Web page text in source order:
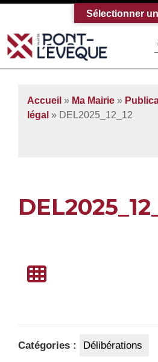
Accueil » Ma Mairie »
légal » DEL2025_12_12
Catégories : Délibérations
Sélectionner